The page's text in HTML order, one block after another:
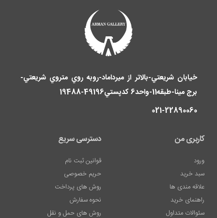
خيابان شريعتي-بالاتر از ميرداماد-روبه روي متروي شريعتي-
برج مينا-طبقه11-واحد6 کدپستي49196-19488
Lazer
vme
Dudak
Dolgusu
Fiyatlar?
En
021-22890060
کاربری من
ورود
سبد خرید
علاقه مندی ها
راهنمای خرید
سئوالات متداول
دسترسی سریع
قوانین ثبت نام
حریم خصوصی
روش های پرداخت
نحوه سفارش
روش های حمل و نقل